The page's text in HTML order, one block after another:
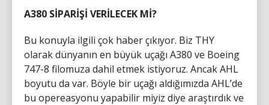
A380 SİPARİŞİ VERİLECEK Mİ?
Bu konuyla ilgili çok haber çıkıyor. Biz THY
olarak dünyanın en büyük uçağı A380 ve Boeing
747-8 filomuza dahil etmek istiyoruz. Ancak AHL
boyutu da var. Böyle bir uçağı aldığımızda AHL’de
bu opereasyonu yapabilir miyiz diye araştırdık ve